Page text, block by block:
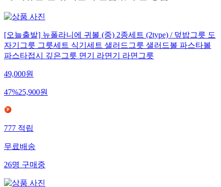
[오늘출발] 뉴폴라니에 귀볼 (중) 2종세트 (2type) / 덮밥그릇 도
자기그릇 그릇세트 식기세트 샐러드그릇 샐러드볼 파스타볼
파스타접시 깊은그릇 면기 라면기 라면그릇
49,000원
47%25,900원
777 적립
무료배송
26명 구매중